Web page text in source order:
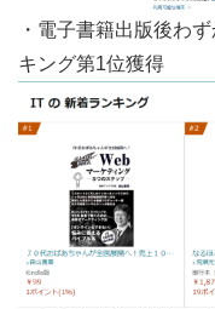
・電子書籍出版後わ
キング第1位獲得